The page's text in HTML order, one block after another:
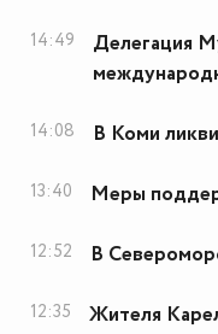
14:49
Делегация
14:08 В Коми
13:40 Меры
12:52 В
12:35 Жителя